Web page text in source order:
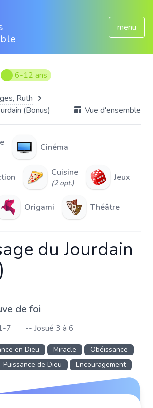
menu
6-12 ans
Ruth
(Bonus)
Vue d'ensemble
Cinéma
Cuisine
(2 opt.)
Jeux
Origami Théâtre
du Jourdain
de foi
7
-- Josué 3 à 6
en Dieu Miracle
Obéissance
Puissance de Dieu Encouragement